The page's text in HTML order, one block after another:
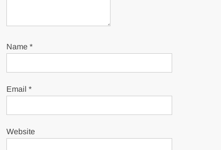
Name*
Email*
Website